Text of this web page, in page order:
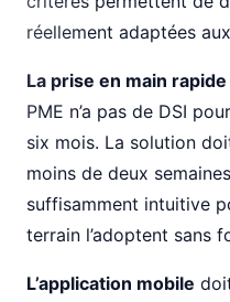
réellement adaptées
La prise en main rapide
PME n’a pas de DSI
six mois. La solution
moins de deux
suffisamment intuitive
terrain l’adoptent sans
L’application mobile